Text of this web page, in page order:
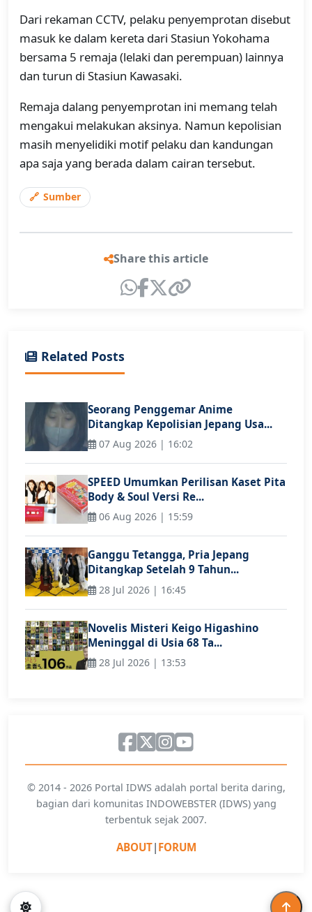
Dari rekaman CCTV, pelaku penyemprotan disebut
masuk ke dalam kereta dari Stasiun Yokohama
bersama 5 remaja (lelaki dan perempuan) lainnya
dan turun di Stasiun Kawasaki.
Remaja dalang penyemprotan ini memang telah
mengakui melakukan aksinya. Namun kepolisian
masih menyelidiki motif pelaku dan kandungan
apa saja yang berada dalam cairan tersebut.
Sumber
Share this article
Related Posts
Seorang Penggemar Anime
Ditangkap Kepolisian Jepang Usa...
07 Aug 2026 | 16:02
SPEED Umumkan Perilisan Kaset Pita
Body & Soul Versi Re...
06 Aug 2026 | 15:59
Ganggu Tetangga, Pria Jepang
Ditangkap Setelah 9 Tahun...
28 Jul 2026 | 16:45
Novelis Misteri Keigo Higashino
Meninggal di Usia 68 Ta...
28 Jul 2026 | 13:53
© 2014 - 2026 Portal IDWS adalah portal berita daring,
bagian dari komunitas INDOWEBSTER (IDWS) yang
terbentuk sejak 2007.
ABOUT| FORUM